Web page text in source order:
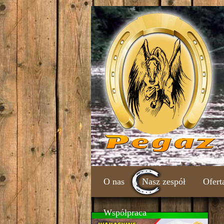
O nas Nasz zespół
Współpraca